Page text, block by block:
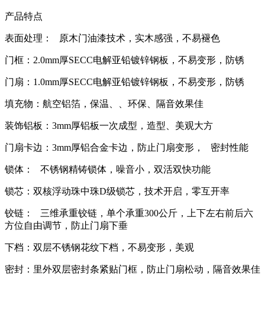
产品特点
表面处理： 原木门油漆技术，实木感强，不易褪色
门框：2.0mm厚SECC电解亚铅镀锌钢板，不易变形，防锈
门扇：1.0mm厚SECC电解亚铅镀锌钢板，不易变形，防锈
填充物：航空铝箔，保温、、环保、隔音效果佳
装饰铝板：3mm厚铝板一次成型，造型、美观大方
门扇卡边：3mm厚铝合金卡边，防止门扇变形， 密封性能
锁体： 不锈钢精铸锁体，噪音小，双活双快功能
锁芯：双核浮动珠中珠D级锁芯，技术开启，零互开率
铰链： 三维承重铰链，单个承重300公斤，上下左右前后六
方位自由调节，防止门扇下垂
下档：双层不锈钢花纹下档，不易变形，美观
密封：里外双层密封条紧贴门框，防止门扇松动，隔音效果佳